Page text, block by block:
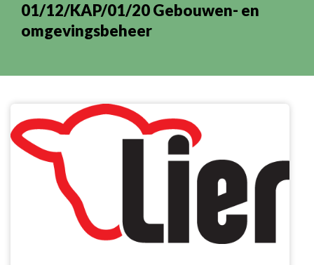
01/12/KAP/01/20 Gebouwen- en
omgevingsbeheer